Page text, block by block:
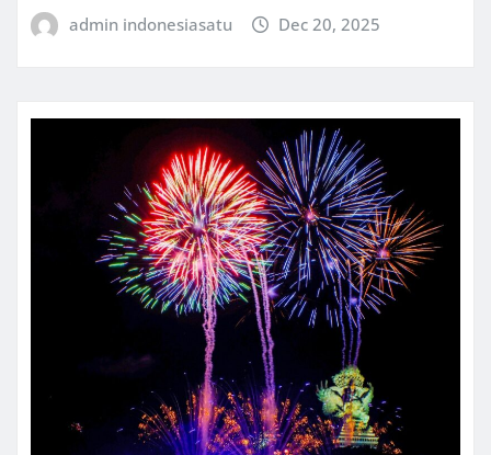
admin indonesiasatu Dec 20, 2025